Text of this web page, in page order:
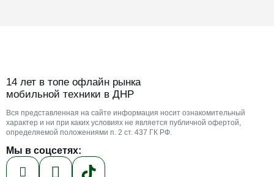
14 лет в топе офлайн рынка
мобильной техники в ДНР
Вся представленная на сайте информация носит ознакомительный
характер и ни при каких условиях не является публичной офертой,
определяемой положениями п. 2 ст. 437 ГК РФ.
Мы в соцсетях: